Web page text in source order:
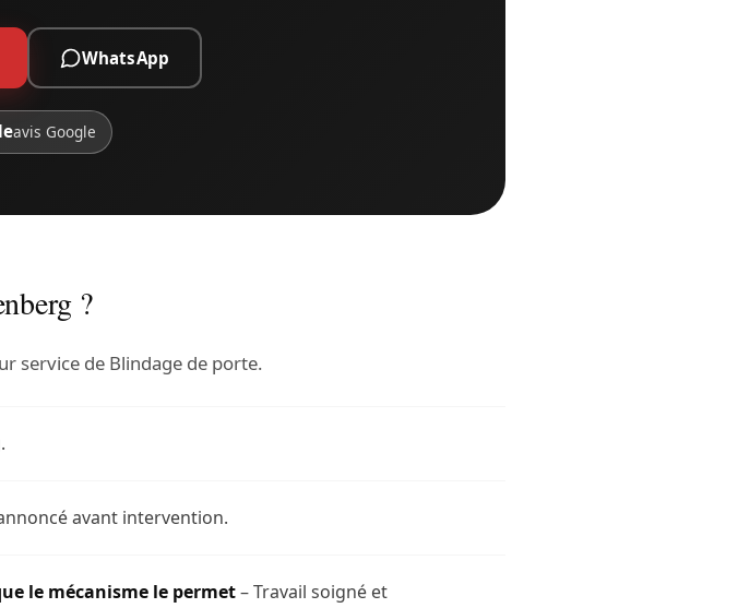
WhatsApp
avis Google
?
service de Blindage de porte.
avant intervention.
le mécanisme le permet– Travail soigné et